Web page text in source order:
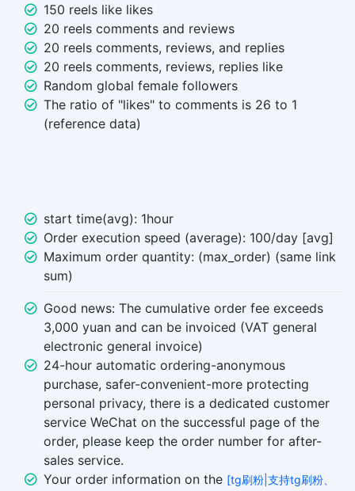
150 reels like likes
20 reels comments and reviews
20 reels comments, reviews, and replies
20 reels comments, reviews, replies like
Random global female followers
The ratio of "likes" to comments is 26 to 1
(reference data)
start time(avg): 1hour
Order execution speed (average): 100/day [avg]
Maximum order quantity: (max_order) (same link
sum)
Good news: The cumulative order fee exceeds
3,000 yuan and can be invoiced (VAT general
electronic general invoice)
24-hour automatic ordering-anonymous
purchase, safer-convenient-more protecting
personal privacy, there is a dedicated customer
service WeChat on the successful page of the
order, please keep the order number for after-
sales service.
Your order information on the [tg刷粉|支持tg刷粉、